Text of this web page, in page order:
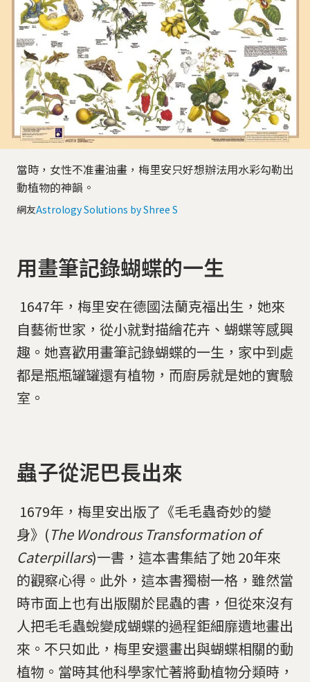
當時，女性不准畫油畫，梅里安只好想辦法用水彩勾勒出
動植物的神韻。
網友Astrology Solutions by Shree S
用畫筆記錄蝴蝶的一生
​​​​​​​ 1647年，梅里安在德國法蘭克福出生，她來
自藝術世家，從小就對描繪花卉、蝴蝶等感興
趣。她喜歡用畫筆記錄蝴蝶的一生，家中到處
都是瓶瓶罐罐還有植物，而廚房就是她的實驗
室。
​​​​​​​蟲子從泥巴長出來
​​​​​​​ 1679年，梅里安出版了《毛毛蟲奇妙的變
身》(The Wondrous Transformation of
Caterpillars)一書，這本書集結了她 20年來
的觀察心得。此外，這本書獨樹一格，雖然當
時市面上也有出版關於昆蟲的書，但從來沒有
人把毛毛蟲蛻變成蝴蝶的過程鉅細靡遺地畫出
來。不只如此，梅里安還畫出與蝴蝶相關的動
植物。當時其他科學家忙著將動植物分類時，